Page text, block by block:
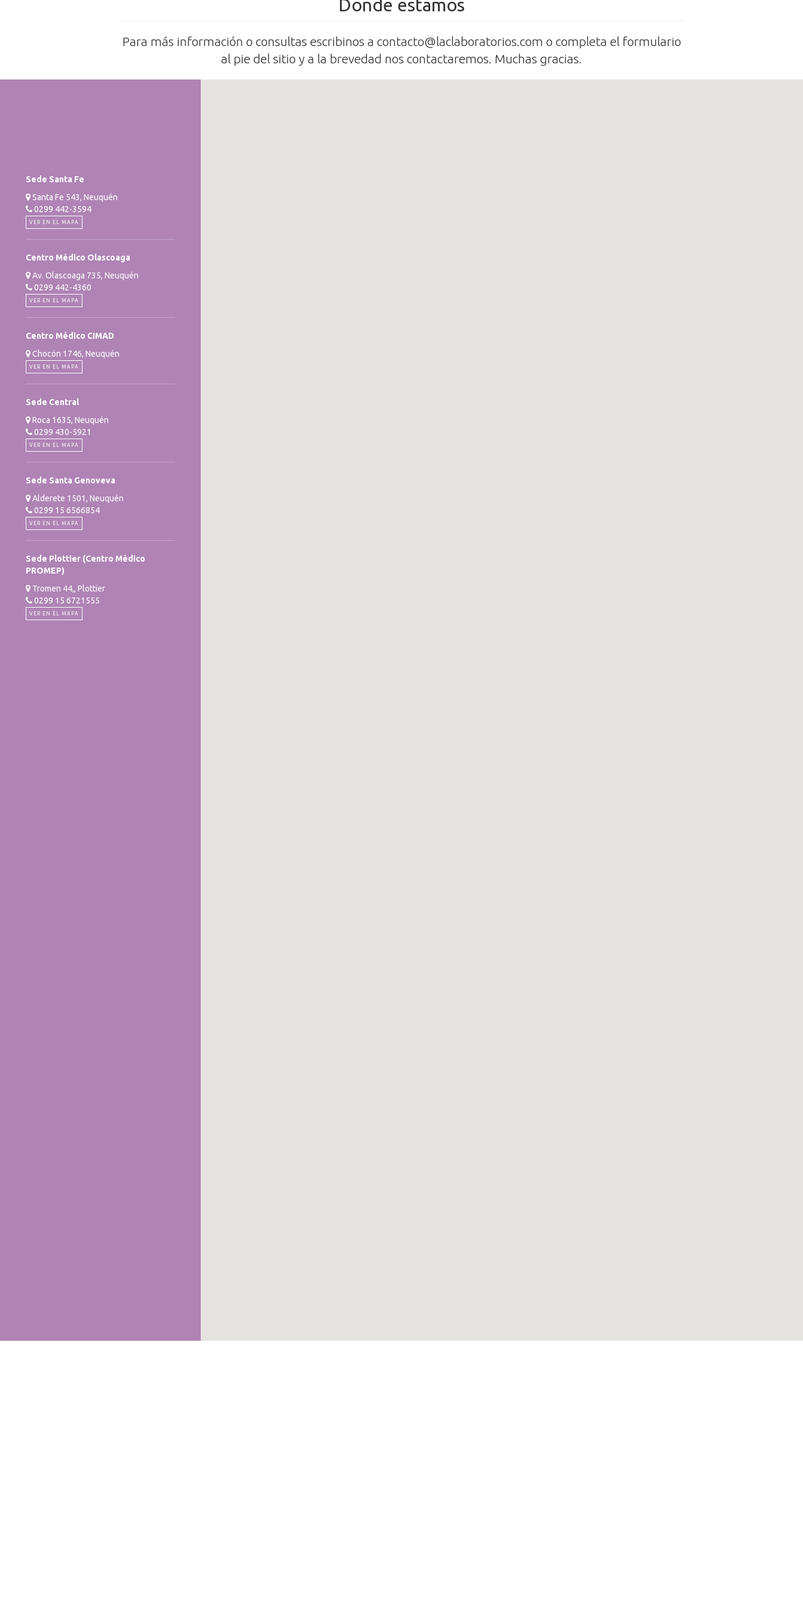
Donde estamos
Para más información o consultas escribinos a contacto@laclaboratorios.com o completa el formulario
al pie del sitio y a la brevedad nos contactaremos. Muchas gracias.
Sede Santa Fe
Santa Fe 543, Neuquén
0299 442-3594
VER EN EL MAPA
Centro Médico Olascoaga
Av. Olascoaga 735, Neuquén
0299 442-4360
VER EN EL MAPA
Centro Médico CIMAD
Chocón 1746, Neuquén
VER EN EL MAPA
Sede Central
Roca 1635, Neuquén
0299 430-5921
VER EN EL MAPA
Sede Santa Genoveva
Alderete 1501, Neuquén
0299 15 6566854
VER EN EL MAPA
Sede Plottier (Centro Médico
PROMEP)
Tromen 44,, Plottier
0299 15 6721555
VER EN EL MAPA